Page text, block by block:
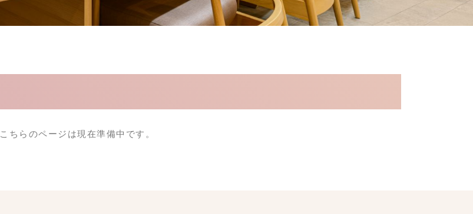
こちらのページは現在準備中です。